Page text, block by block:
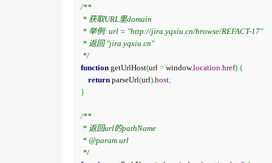
/**
*/
function getUrlHost(url = window.location.href) {
return parseUrl(url).host;
}
/**
*/